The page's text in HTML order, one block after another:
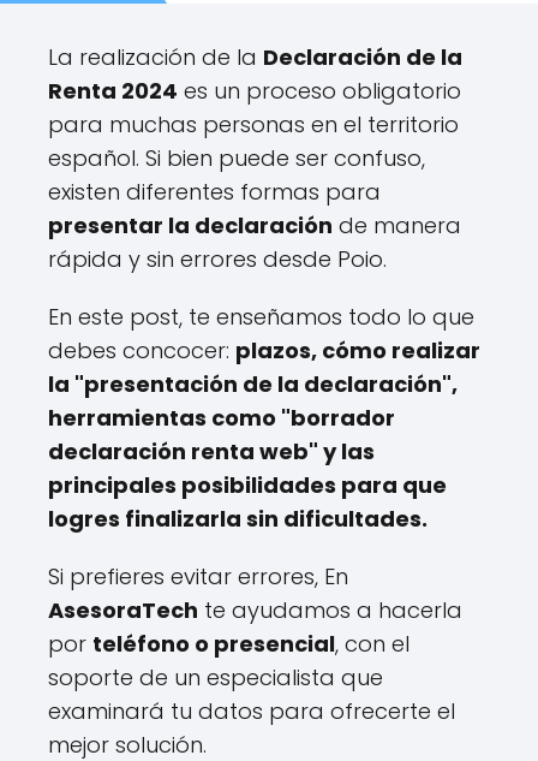
La realización de la Declaración de la
Renta 2024 es un proceso obligatorio
para muchas personas en el territorio
español. Si bien puede ser confuso,
existen diferentes formas para
presentar la declaración de manera
rápida y sin errores desde Poio.
En este post, te enseñamos todo lo que
debes concocer: plazos, cómo realizar
la "presentación de la declaración",
herramientas como "borrador
declaración renta web" y las
principales posibilidades para que
logres finalizarla sin dificultades.
Si prefieres evitar errores, En
AsesoraTech te ayudamos a hacerla
por teléfono o presencial, con el
soporte de un especialista que
examinará tu datos para ofrecerte el
mejor solución.